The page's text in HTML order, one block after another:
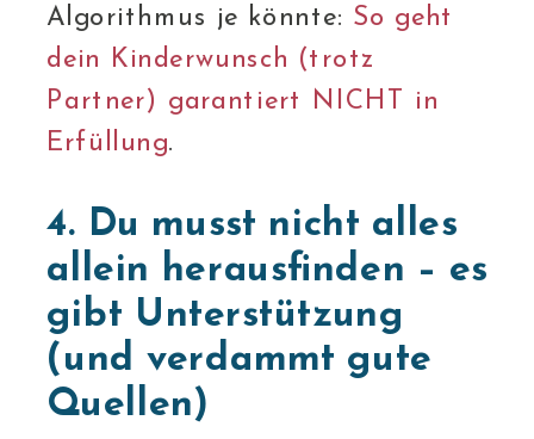
Algorithmus je könnte: So geht
dein Kinderwunsch (trotz
Partner) garantiert NICHT in
Erfüllung​.
4. Du musst nicht alles
allein herausfinden – es
gibt Unterstützung
(und verdammt gute
Quellen)